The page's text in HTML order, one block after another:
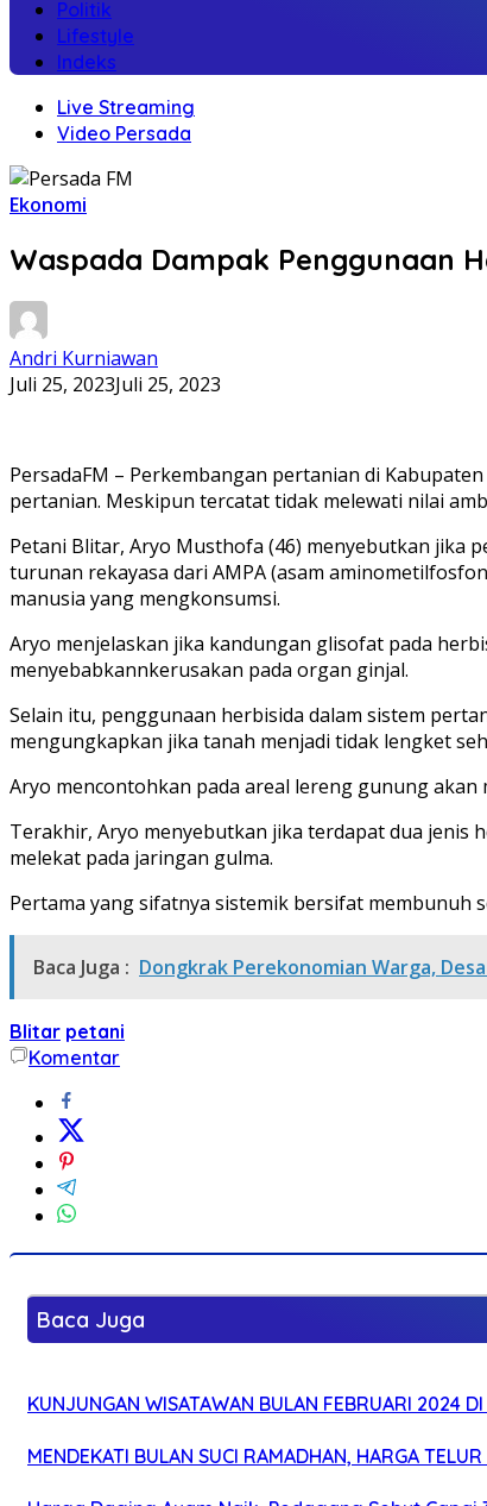
Politik
Lifestyle
Indeks
Live Streaming
Video Persada
Ekonomi
Waspada Dampak Penggunaan
Andri Kurniawan
Juli 25, 2023Juli 25, 2023
PersadaFM – Perkembangan pertanian di
pertanian. Meskipun tercatat tidak melewati nilai
Petani Blitar, Aryo Musthofa (46) menyebutkan jika
turunan rekayasa dari AMPA (asam
manusia yang mengkonsumsi.
Aryo menjelaskan jika kandungan glisofat pada
menyebabkannkerusakan pada organ ginjal.
Selain itu, penggunaan herbisida dalam sistem
mengungkapkan jika tanah menjadi tidak lengket
Aryo mencontohkan pada areal lereng gunung
Terakhir, Aryo menyebutkan jika terdapat dua jenis
melekat pada jaringan gulma.
Pertama yang sifatnya sistemik bersifat membunuh
Baca Juga : Dongkrak Perekonomian Warga,
Blitar petani
Komentar
Baca Juga
KUNJUNGAN WISATAWAN BULAN FEBRUARI 2024
MENDEKATI BULAN SUCI RAMADHAN, HARGA